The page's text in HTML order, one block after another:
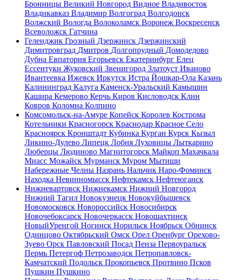
Бронницы Великий Новгород Видное Владивосток
Владикавказ Владимир Волгоград Волгодонск
Волжский Вологда Волоколамск Воронеж Воскресенск
Всеволожск Гатчина
Геленджик Грозный Дзержинск Дзержинский
Димитровград Дмитров Долгопрудный Домодедово
Дубна Евпатория Егорьевск Екатеринбург Елец
Ессентуки Жуковский Звенигород Златоуст Иваново
Ивантеевка Ижевск Иркутск Истра Йошкар-Ола Казань
Калининград Калуга Каменск-Уральский Камышин
Кашира Кемерово Керчь Киров Кисловодск Клин
Ковров Коломна Колпино
Комсомольск-на-Амуре Копейск Королев Кострома
Котельники Красногорск Краснодар Красное Село
Красноярск Кронштадт Кубинка Курган Курск Кызыл
Ликино-Дулево Липецк Лобня Луховицы Лыткарино
Люберцы Людиново Магнитогорск Майкоп Махачкала
Миасс Можайск Мурманск Муром Мытищи
Набережные Челны Назрань Нальчик Наро-Фоминск
Находка Невинномысск Нефтекамск Нефтеюганск
Нижневартовск Нижнекамск Нижний Новгород
Нижний Тагил Новокузнецк Новокуйбышевск
Новомосковск Новороссийск Новосибирск
Новочебоксарск Новочеркасск Новошахтинск
НовыйУренгой Ногинск Норильск Ноябрьск Обнинск
Одинцово Октябрьский Омск Орел Оренбург Орехово-
Зуево Орск Павловский Посад Пенза Первоуральск
Пермь Петергоф Петрозаводск Петропавловск-
Камчатский Подольск Прокопьевск Протвино Псков
Пушкин Пушкино